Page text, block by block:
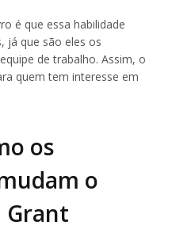
é que essa habilidade
já que são eles os
de trabalho. Assim, o
quem tem interesse em
os
o